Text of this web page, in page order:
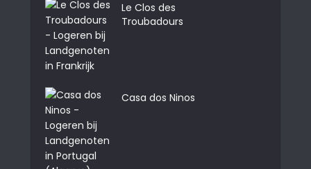
Le Clos des
Troubadours
Casa dos Ninos